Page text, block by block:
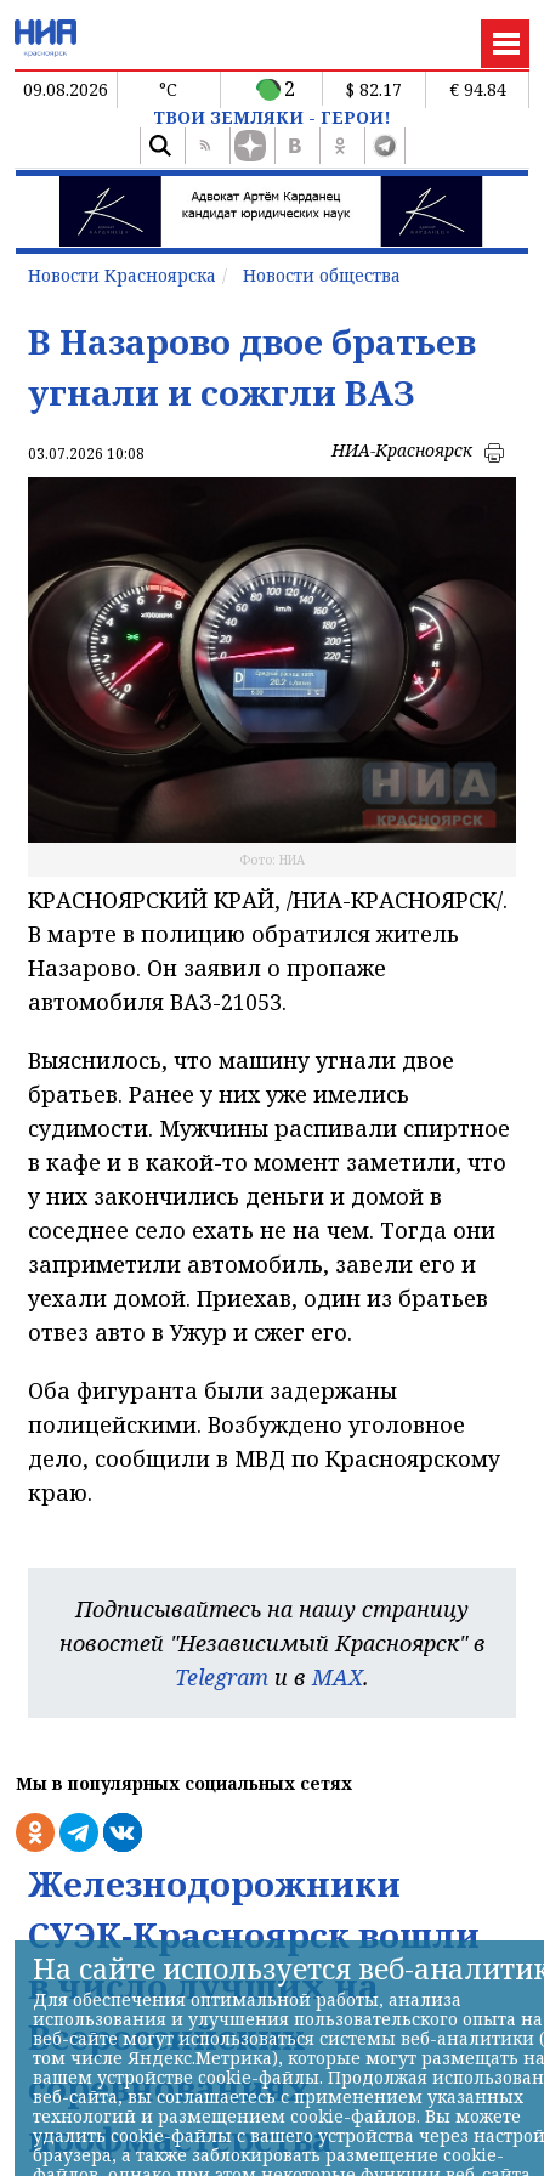
09.08.2026 °C 2 $ 82.17
€ 94.84
ТВОИ ЗЕМЛЯКИ - ГЕРОИ!
Новости Красноярска Новости общества
В Назарово двое братьев
угнали и сожгли ВАЗ
03.07.2026 10:08 НИА-Красноярск
Фото: НИА
КРАСНОЯРСКИЙ КРАЙ, /НИА-КРАСНОЯРСК/.
В марте в полицию обратился житель
Назарово. Он заявил о пропаже
автомобиля ВАЗ-21053.
Выяснилось, что машину угнали двое
братьев. Ранее у них уже имелись
судимости. Мужчины распивали спиртное
в кафе и в какой-то момент заметили, что
у них закончились деньги и домой в
соседнее село ехать не на чем. Тогда они
заприметили автомобиль, завели его и
уехали домой. Приехав, один из братьев
отвез авто в Ужур и сжег его.
Оба фигуранта были задержаны
полицейскими. Возбуждено уголовное
дело, сообщили в МВД по Красноярскому
краю.
Подписывайтесь на нашу страницу
новостей "Независимый Красноярск" в
Telegram и вMAX.
Мы в популярных социальных сетях
Железнодорожники
СУЭК-Красноярск вошли
в число лучших на
Всероссийских
соревнованиях
профмастерства
На сайте используется веб-
Для обеспечения оптимальной работы, анализа
использования и улучшения пользовательского опыта на
веб-сайте могут использоваться системы веб-аналитики
том числе Яндекс.Метрика), которые могут размещать на
вашем устройстве cookie-файлы. Продолжая
веб-сайта, вы соглашаетесь с применением указанных
технологий и размещением cookie-файлов. Вы можете
удалить cookie-файлы с вашего устройства через
браузера, а также заблокировать размещение cookie-